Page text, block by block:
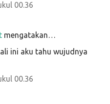
00.36
mengatakan…
ini aku tahu wujudnya
00.36